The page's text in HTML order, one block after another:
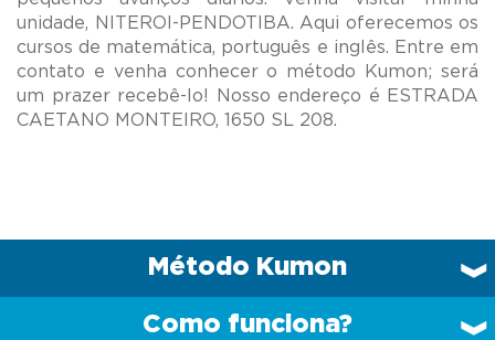
unidade, NITEROI-PENDOTIBA. Aqui oferecemos os
cursos de matemática, português e inglês. Entre em
contato e venha conhecer o método Kumon; será
um prazer recebê-lo! Nosso endereço é ESTRADA
Método Kumon
Como funciona?